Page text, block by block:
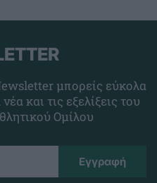
μπορείς εύκολα
και τις εξελίξεις του
Ομίλου